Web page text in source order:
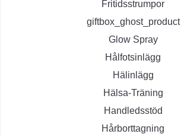
Fritidsstrumpor
giftbox_ghost_product
Glow Spray
Hålfotsinlägg
Hälinlägg
Hälsa-Träning
Handledsstöd
Hårborttagning